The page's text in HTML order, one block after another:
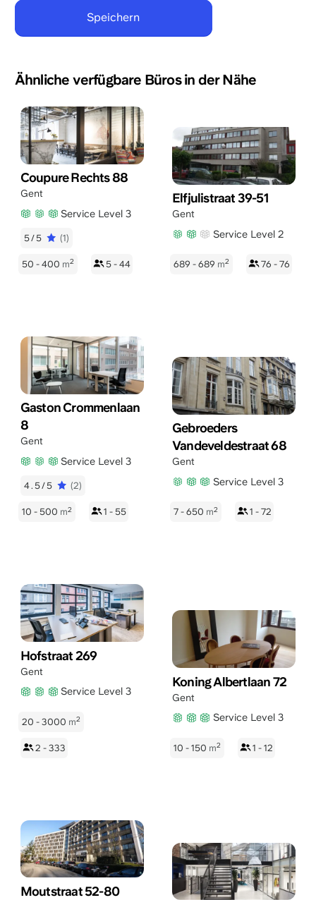
Ähnliche verfügbare Büros in der Nähe
Coupure Rechts 88
Gent
Service Level 3
5/5 (1)
50 - 400 m2 5 - 44
Elfjulistraat 39-51
Gent
Service Level 2
689 - 689 m2 76 - 76
Gaston Crommenlaan
8
Gent
Service Level 3
4.5/5 (2)
10 - 500 m2 1 - 55
Gebroeders
Vandeveldestraat 68
Gent
Service Level 3
7 - 650 m2 1 - 72
Hofstraat 269
Gent
Service Level 3
20 - 3000 m2
2 - 333
Koning Albertlaan 72
Gent
Service Level 3
10 - 150 m2 1 - 12
Moutstraat 52-80